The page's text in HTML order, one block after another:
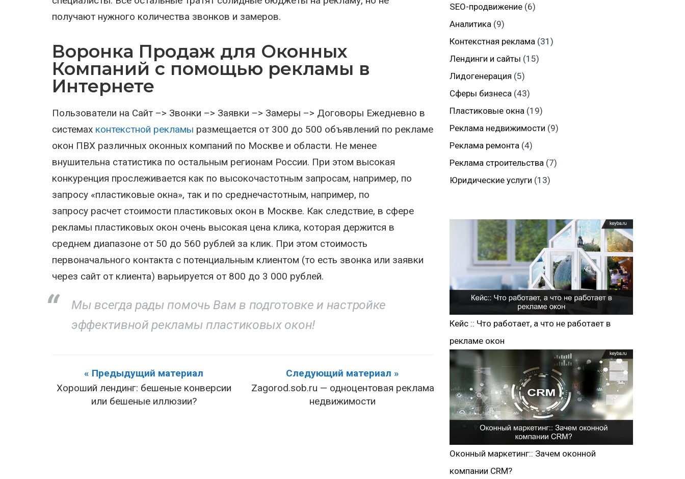
получают нужного количества звонков и замеров.
Воронка Продаж для Оконных
Компаний с помощью рекламы в
Интернете
Пользователи на Сайт –> Звонки –> Заявки –> Замеры –> Договоры Ежедневно в
системах контекстной рекламы размещается от 300 до 500 объявлений по рекламе
окон ПВХ различных оконных компаний по Москве и области. Не менее
внушительна статистика по остальным регионам России. При этом высокая
конкуренция прослеживается как по высокочастотным запросам, например, по
запросу «пластиковые окна», так и по среднечастотным, например, по
запросу расчет стоимости пластиковых окон в Москве. Как следствие, в сфере
рекламы пластиковых окон очень высокая цена клика, которая держится в
среднем диапазоне от 50 до 560 рублей за клик. При этом стоимость
первоначального контакта с потенциальным клиентом (то есть звонка или заявки
через сайт от клиента) варьируется от 800 до 3 000 рублей.
Мы всегда рады помочь Вам в подготовке и настройке
эффективной рекламы пластиковых окон!
« Предыдущий материал
Хороший лендинг: бешеные конверсии
или бешеные иллюзии?
Следующий материал »
Zagorod.sob.ru — одноцентовая реклама
недвижимости
SEO-продвижение (6)
Аналитика (9)
Контекстная реклама (31)
Лендинги и сайты (15)
Лидогенерация (5)
Сферы бизнеса (43)
Пластиковые окна (19)
Реклама недвижимости (9)
Реклама ремонта (4)
Реклама строительства (7)
Юридические услуги (13)
Кейс :: Что работает, а что не работает в
рекламе окон
Оконный маркетинг:: Зачем оконной
компании CRM?